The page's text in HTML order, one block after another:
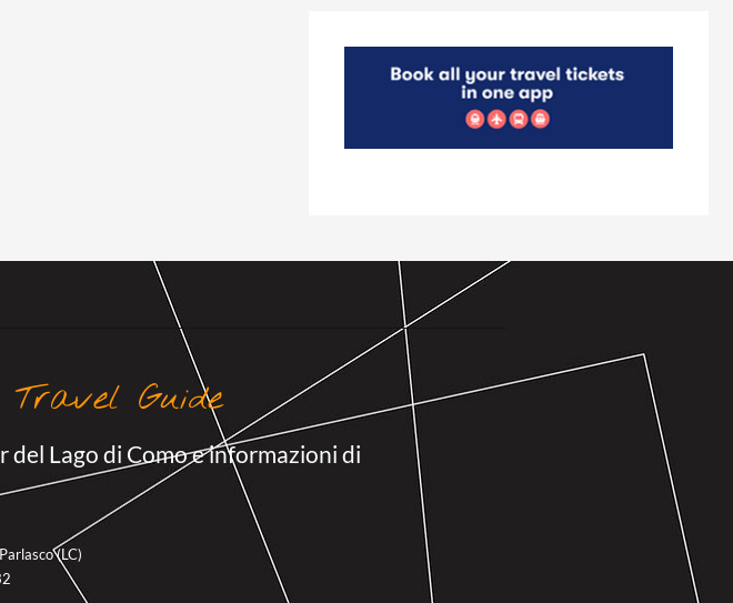
Travel Guide
del Lago di Como e informazioni di
(LC)